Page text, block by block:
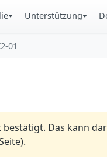
Unterstützung
01
Das kann